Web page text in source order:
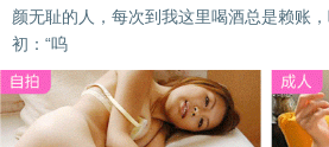
颜无耻的人，每次到我这里喝酒总是赖账
初：“呜